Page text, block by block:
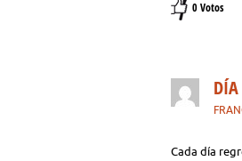
0 Votos
DÍA
Cada día